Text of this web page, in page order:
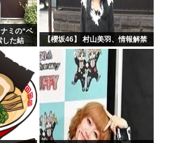
非核三原則堅持をはっきり言わなかった...
沖縄のスーパーは台風のおかげでこうな...
ミの“ベ
した結
【櫻坂46】 村山美羽、情報解禁